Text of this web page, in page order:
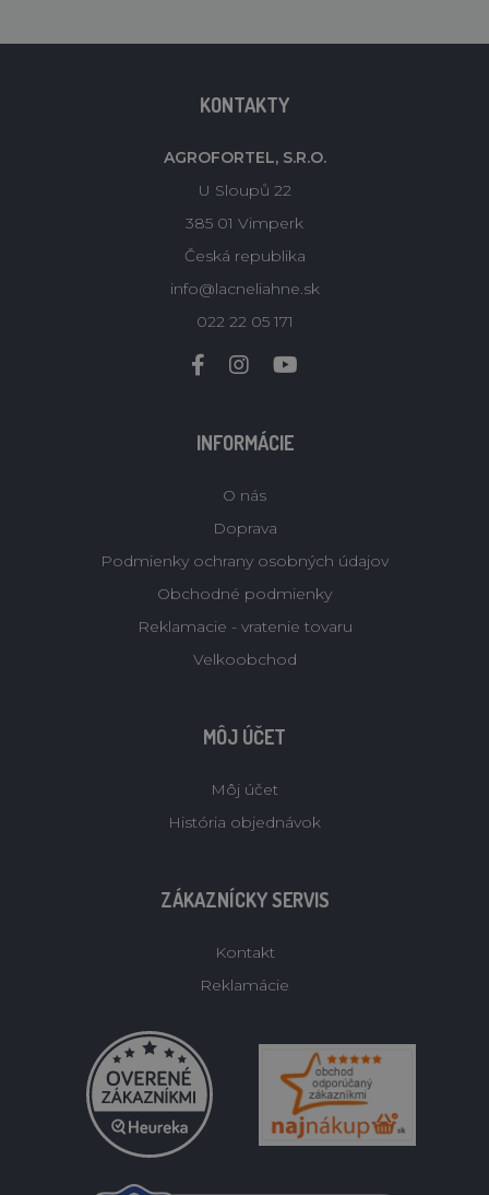
KONTAKTY
AGROFORTEL, S.R.O.
U Sloupů 22
385 01 Vimperk
Česká republika
info@lacneliahne.sk
022 22 05 171
INFORMÁCIE
O nás
Doprava
Podmienky ochrany osobných údajov
Obchodné podmienky
Reklamacie - vratenie tovaru
Velkoobchod
MÔJ ÚČET
Môj účet
História objednávok
ZÁKAZNÍCKY SERVIS
Kontakt
Reklamácie